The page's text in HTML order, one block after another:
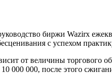
биржи Wazirx
с успехом
от величины торгового
000 000, после этого